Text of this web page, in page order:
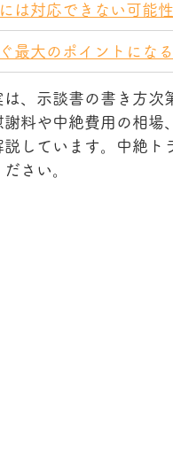
は対応できない可能
最大のポイントになる
、示談書の書き方次
料や中絶費用の相場
しています。中絶ト
さい。